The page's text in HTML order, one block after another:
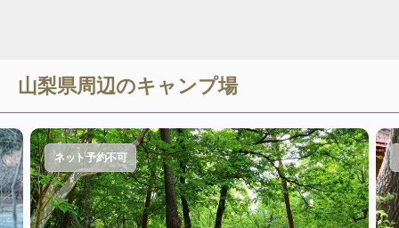
山梨県周辺のキャンプ場
ネット予約不可